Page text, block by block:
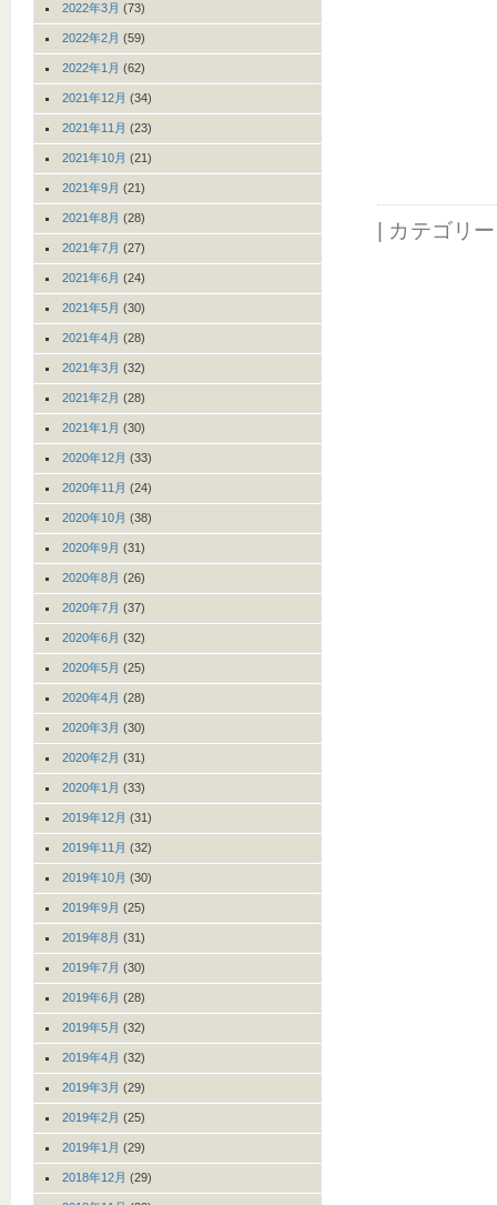
| カテゴリ
2022年3月 (73)
2022年2月 (59)
2022年1月 (62)
2021年12月 (34)
2021年11月 (23)
2021年10月 (21)
2021年9月 (21)
2021年8月 (28)
2021年7月 (27)
2021年6月 (24)
2021年5月 (30)
2021年4月 (28)
2021年3月 (32)
2021年2月 (28)
2021年1月 (30)
2020年12月 (33)
2020年11月 (24)
2020年10月 (38)
2020年9月 (31)
2020年8月 (26)
2020年7月 (37)
2020年6月 (32)
2020年5月 (25)
2020年4月 (28)
2020年3月 (30)
2020年2月 (31)
2020年1月 (33)
2019年12月 (31)
2019年11月 (32)
2019年10月 (30)
2019年9月 (25)
2019年8月 (31)
2019年7月 (30)
2019年6月 (28)
2019年5月 (32)
2019年4月 (32)
2019年3月 (29)
2019年2月 (25)
2019年1月 (29)
2018年12月 (29)